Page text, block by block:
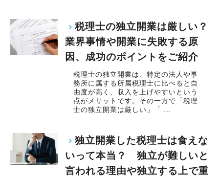
税理士の独立開業は厳しい？
業界事情や開業に失敗する原
因、成功のポイントをご紹介
税理士の独立開業は、特定の法人や事
務所に属する所属税理士に比べると自
由度が高く、収入を上げやすいという
点がメリットです。その一方で「税理
士の独立開業は厳しい」「 ...
独立開業した税理士は食えな
いって本当？ 独立が難しいと
言われる理由や独立する上で重